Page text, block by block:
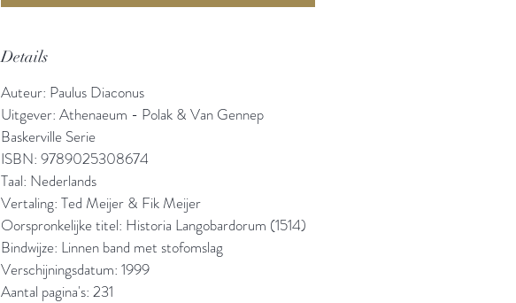
Details
Auteur: Paulus Diaconus
Uitgever: Athenaeum - Polak & Van Gennep
Baskerville Serie
ISBN: 9789025308674
Taal: Nederlands
Vertaling: Ted Meijer & Fik Meijer
Oorspronkelijke titel: Historia Langobardorum (1514)
Bindwijze: Linnen band met stofomslag
Verschijningsdatum: 1999
Aantal pagina's: 231